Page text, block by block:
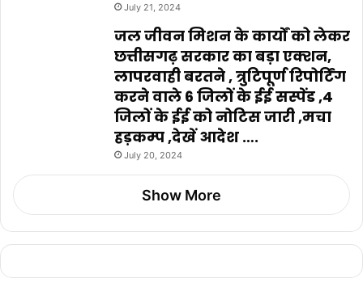
July 21, 2024
जल जीवन मिशन के कार्यों को लेकर
छत्तीसगढ़ सरकार का बड़ा एक्शन,
लापरवाही बरतने , त्रुटिपूर्ण रिपोर्टिंग
करने वाले 6 जिलों के ईई सस्पेंड ,4
जिलों के ईई को नोटिस जारी ,मचा
हड़कम्प ,देखें आदेश ….
July 20, 2024
Show More